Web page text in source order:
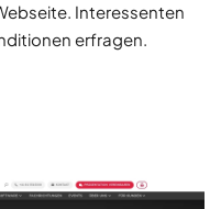
Interessenten
erfragen.